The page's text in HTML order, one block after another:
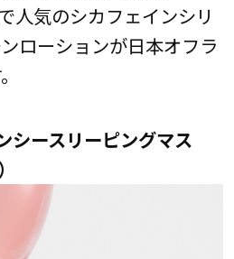
人気のシカフェインシリ
ローションが日本オフラ
ースリーピングマス